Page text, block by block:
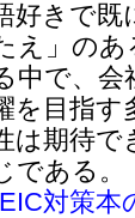
好きで既
え」の
中で、会
を目指す
は期待で
である。
対策本